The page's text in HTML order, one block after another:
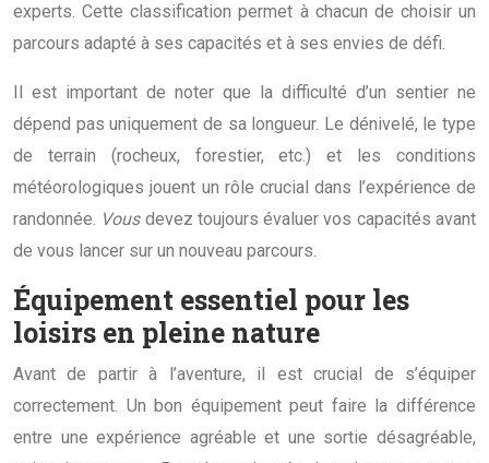
experts. Cette classification permet à chacun de choisir un
parcours adapté à ses capacités et à ses envies de défi.
Il est important de noter que la difficulté d’un sentier ne
dépend pas uniquement de sa longueur. Le dénivelé, le type
de terrain (rocheux, forestier, etc.) et les conditions
météorologiques jouent un rôle crucial dans l’expérience de
randonnée. Vous devez toujours évaluer vos capacités avant
de vous lancer sur un nouveau parcours.
Équipement essentiel pour les
loisirs en pleine nature
Avant de partir à l’aventure, il est crucial de s’équiper
correctement. Un bon équipement peut faire la différence
entre une expérience agréable et une sortie désagréable,